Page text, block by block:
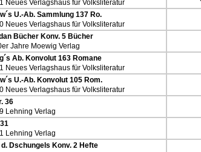
Neues Verlagshaus für Volksliteratur
U.-Ab. Sammlung 137 Ro.
Neues Verlagshaus für Volksliteratur
Bücher Konv. 5 Bücher
Jahre Moewig Verlag
Ab. Konvolut 163 Romane
Neues Verlagshaus für Volksliteratur
U.-Ab. Konvolut 105 Rom.
Neues Verlagshaus für Volksliteratur
36
Lehning Verlag
Lehning Verlag
Dschungels Konv. 2 Hefte